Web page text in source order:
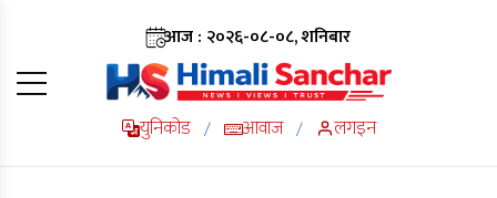
आज : २०२६-०८-०८, शनिबार
युनिकोड / आवाज / लगइन